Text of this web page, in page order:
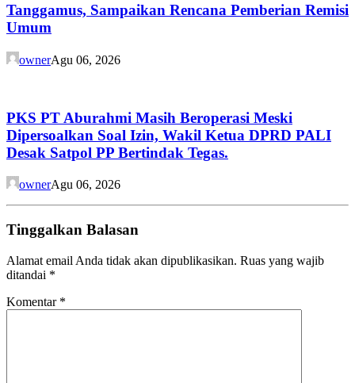
Tanggamus, Sampaikan Rencana Pemberian Remisi
Umum
ownerAgu 06, 2026
PKS PT Aburahmi Masih Beroperasi Meski
Dipersoalkan Soal Izin, Wakil Ketua DPRD PALI
Desak Satpol PP Bertindak Tegas.
ownerAgu 06, 2026
Tinggalkan Balasan
Alamat email Anda tidak akan dipublikasikan. Ruas yang wajib
ditandai *
Komentar *